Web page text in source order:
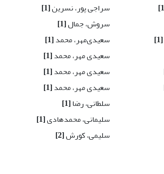
[1]
سراجی پور، نسرین[1]
سروش، جمال[1]
سعیدی‌مهر، محمد[1]
سعیدی مهر، محمد[1]
سعیدی مهر، محمد[1]
سعیدی مهر، محمد[1]
سلطانی، رضا[1]
سلیمانی، محمدهادی[1]
سلیمی، کورش[2]